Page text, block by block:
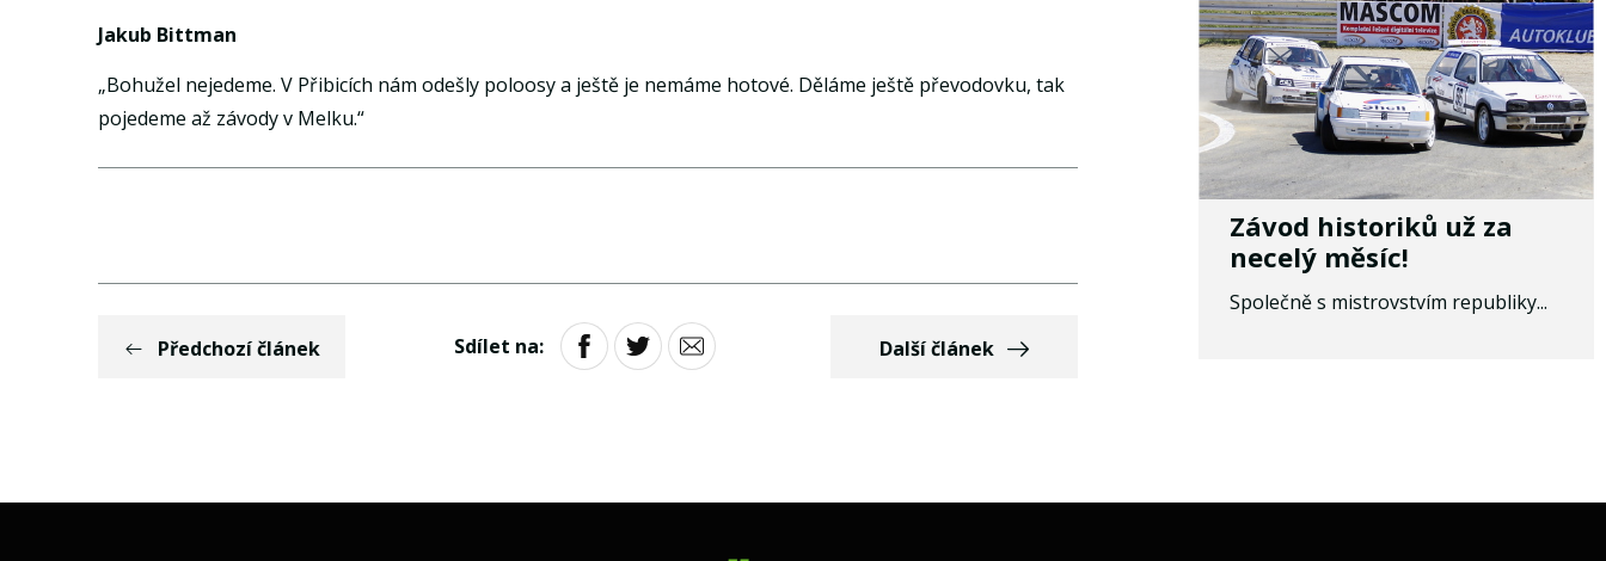
Jakub Bittman
„Bohužel nejedeme. V Přibicích nám odešly poloosy a ještě je nemáme hotové. Děláme ještě převodovku, tak
pojedeme až závody v Melku.“
Předchozí článek Sdílet na: Další článek
Závod historiků už za
necelý měsíc!
Společně s mistrovstvím republiky...